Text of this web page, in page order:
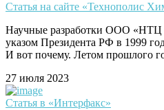
Статья на сайте «Технополис
Научные разработки ООО «НТЦ
указом Президента РФ в 1999
И вот почему. Летом прошлого
27 июля 2023
Статья в «Интерфакс»